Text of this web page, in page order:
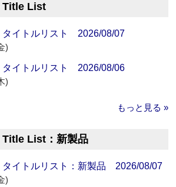
Title List
タイトルリスト 2026/08/07
)
タイトルリスト 2026/08/06
)
もっと見る »
List：新製品
タイトルリスト：新製品 2026/08/07
)